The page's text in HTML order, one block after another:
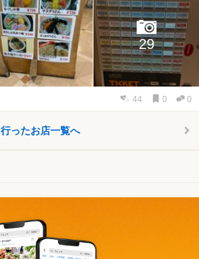
29
44 0 0
行ったお店一覧へ